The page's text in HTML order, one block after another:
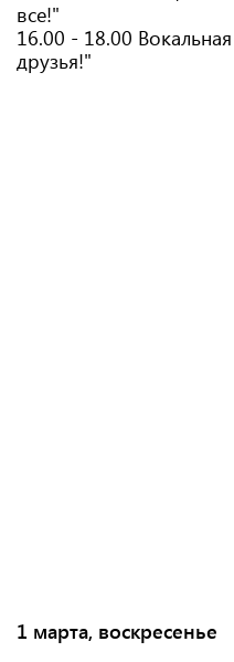
все!"
16.00 - 18.00
друзья!"
1 марта, воскресенье